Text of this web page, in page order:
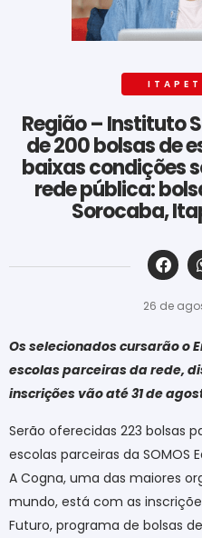
Região – Instituto
de 200 bolsas de
baixas condições
rede pública:
Sorocaba,
26 de
Os selecionados cursarão o
escolas parceiras da rede,
inscrições vão até 31 de
Serão oferecidas 223 bolsas
escolas parceiras da SOMOS
A Cogna, uma das maiores
mundo, está com as
Futuro, programa de bolsas